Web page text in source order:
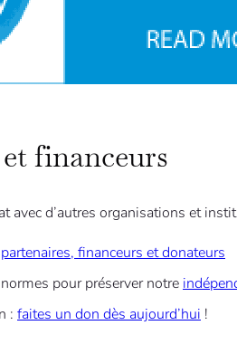
financeurs
avec d’autres organisations et
partenaires, financeurs et donateurs
pour préserver notre
: faites un don dès aujourd’hui !